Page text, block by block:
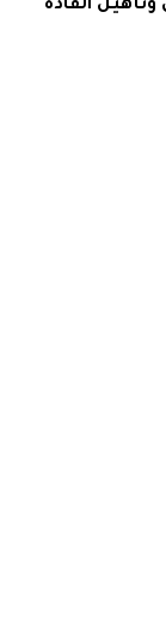
القادة